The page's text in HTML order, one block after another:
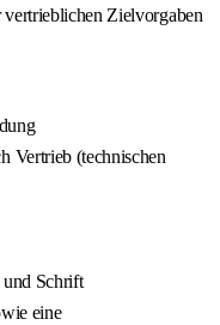
Zielvorgaben
Vertrieb (technischen
und Schrift
eine